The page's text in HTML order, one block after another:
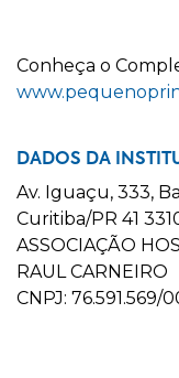
Conheça o C
DADOS DA
Av. Iguaçu, 333,
Curitiba/PR 41
ASSOCIAÇÃO
RAUL CARNEIRO
CNPJ: 76.591.569/